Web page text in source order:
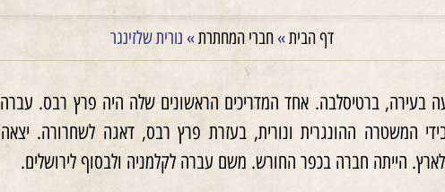
דף הבית»חברי המחתרת» נורית שלזינגר
לתנועה בעירה, ברטיסלבה. אחד המדריכים הראשונים שלה היה פרץ